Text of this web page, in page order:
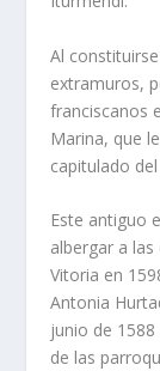
Al
extramuros,
franciscanos
Marina, que
capitulado
Este antiguo
albergar a
Vitoria en
Antonia
junio de
de las